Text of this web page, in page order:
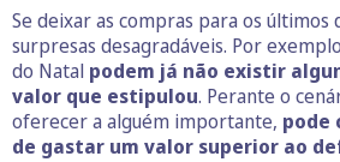
Se deixar as compras para os últimos
surpresas desagradáveis. Por
do Natal podem já não existir
valor que estipulou. Perante o
oferecer a alguém importante, pode
de gastar um valor superior ao